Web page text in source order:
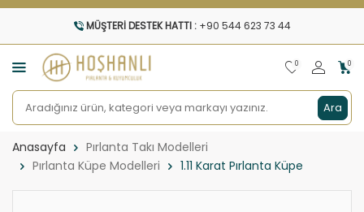
MÜŞTERI DESTEK HATTI : +90 544 623 73 44
Ara
0 0
Anasayfa
Pırlanta Takı Modelleri
Pırlanta Küpe Modelleri
1.11 Karat Pırlanta Küpe